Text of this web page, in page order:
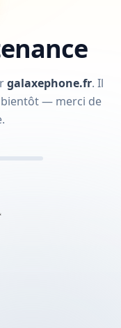
galaxephone.fr. Il
bientôt — merci de